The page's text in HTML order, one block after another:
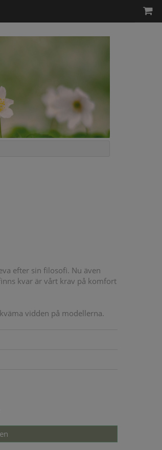
efter sin filosofi. Nu även
kvar är vårt krav på komfort
vidden på modellerna.